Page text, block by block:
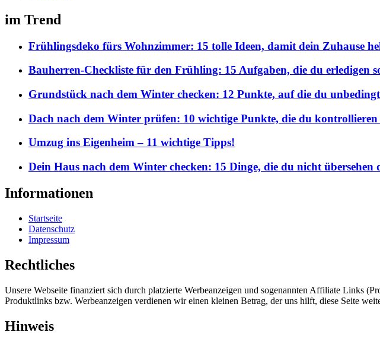
im Trend
Frühlingsdeko fürs Wohnzimmer: 15 tolle Ideen, damit dein Zuhause
Bauherren-Checkliste für den Frühling: 15 Aufgaben, die du erledigen
Grundstück nach dem Winter checken: 12 Punkte, auf die du
Dach nach dem Winter prüfen: 10 wichtige Punkte, die du kontrollieren
Umzug ins Eigenheim – 11 wichtige Tipps!
Dein Haus nach dem Winter checken: 15 Dinge, die du nicht übersehen
Informationen
Startseite
Datenschutz
Impressum
Rechtliches
Unsere Webseite finanziert sich durch platzierte Werbeanzeigen und sogenannten Affiliate Links
Produktlinks bzw. Werbeanzeigen verdienen wir einen kleinen Betrag, der uns hilft, diese Seite
Hinweis